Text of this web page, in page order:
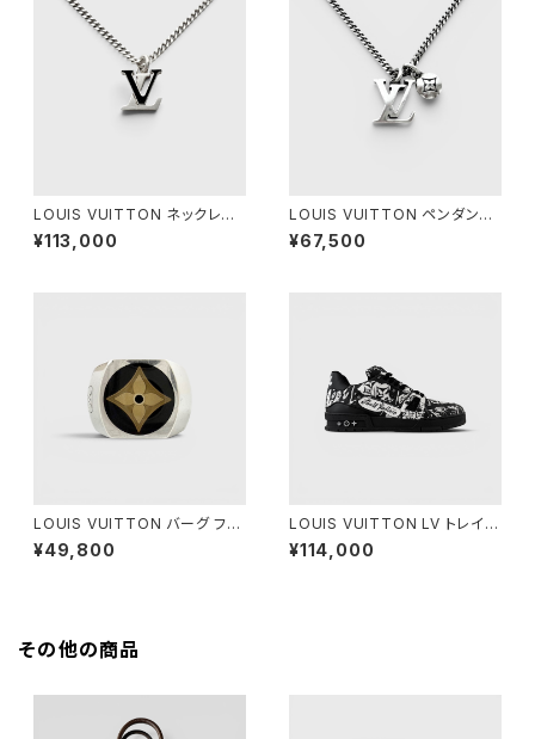
LOUIS VUITTON ネックレス
LV スパイク シルバー
¥113,000
LOUIS VUITTON ペンダント
LV セーラー シルバー
¥67,500
LOUIS VUITTON バーグ フル
ール モノグラム シルバー M
¥49,800
LOUIS VUITTON LV トレイナ
ー スニーカー ブラック ホワイト
8 1/2
¥114,000
その他の商品